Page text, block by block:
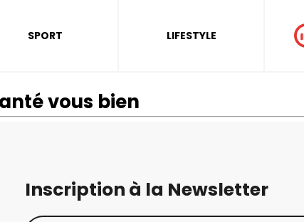
SPORT LIFESTYLE
vous bien
Inscription à la Newsletter